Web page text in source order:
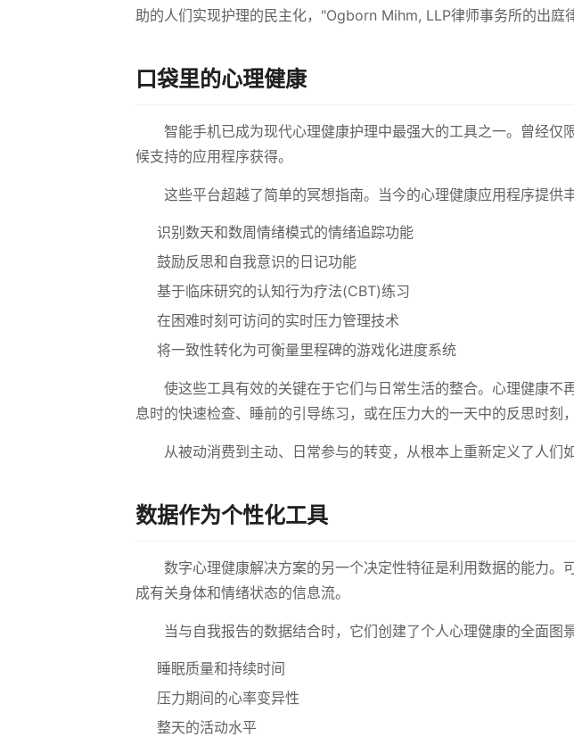
助的人们实现护理的民主化，"Ogborn Mihm, LLP律师事务所的出庭
口袋里的心理健康
智能手机已成为现代心理健康护理中最强大的工具之一。曾经仅
候支持的应用程序获得。
这些平台超越了简单的冥想指南。当今的心理健康应用程序提供
识别数天和数周情绪模式的情绪追踪功能
鼓励反思和自我意识的日记功能
基于临床研究的认知行为疗法(CBT)练习
在困难时刻可访问的实时压力管理技术
将一致性转化为可衡量里程碑的游戏化进度系统
使这些工具有效的关键在于它们与日常生活的整合。心理健康不
息时的快速检查、睡前的引导练习，或在压力大的一天中的反思时刻
从被动消费到主动、日常参与的转变，从根本上重新定义了人们
数据作为个性化工具
数字心理健康解决方案的另一个决定性特征是利用数据的能力。
成有关身体和情绪状态的信息流。
当与自我报告的数据结合时，它们创建了个人心理健康的全面图景
睡眠质量和持续时间
压力期间的心率变异性
整天的活动水平